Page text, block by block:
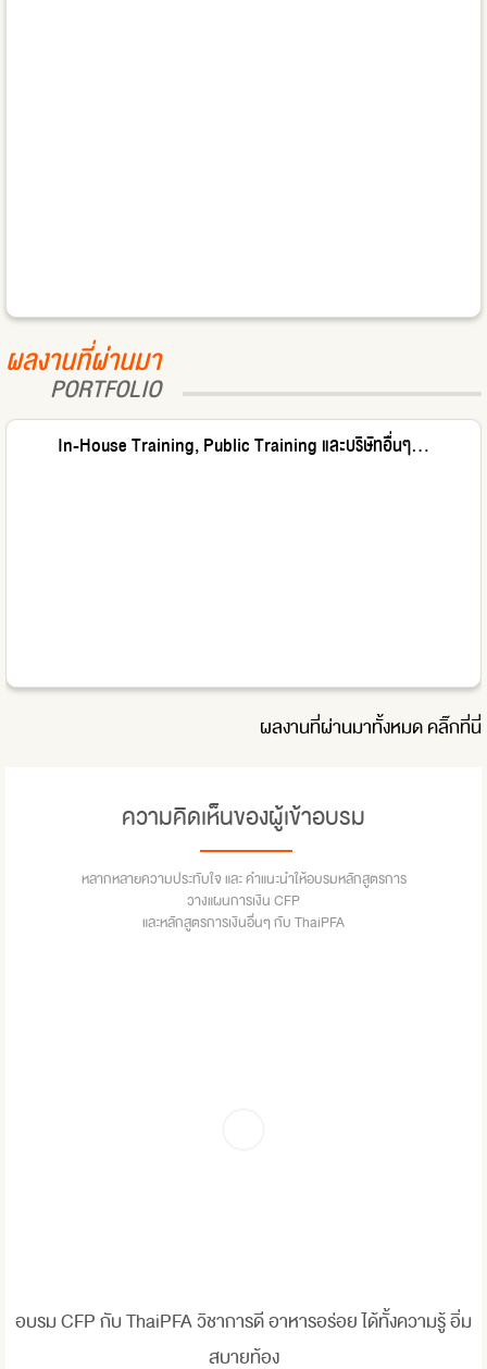
ผลงานที่ผ่านมา
PORTFOLIO
In-House Training, Public Training และบริษัทอื่นๆ...
ผลงานที่ผ่านมาทั้งหมดคลิ๊กที่นี่
ความคิดเห็นของผู้เข้าอบรม
หลากหลายความประทับใจ และ คำแนะนำให้อบรมหลักสูตรการ
วางแผนการเงิน CFP
และหลักสูตรการเงินอื่นๆ กับ ThaiPFA
อบรม CFP กับ ThaiPFA วิชาการดี อาหารอร่อย ได้ทั้งความรู้ อิ่ม
สบายท้อง